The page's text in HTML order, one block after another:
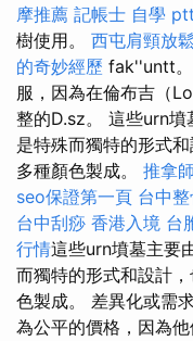
摩推薦 記帳士 自學 ptt
樹使用。 西屯肩頸放鬆
的奇妙經歷 fak''untt。
服，因為在倫布吉（
整的D.sz。 這些urn墳
是特殊而獨特的形式
多種顏色製成。 推拿師
seo保證第一頁 台中
台中刮痧 香港入境 台
行情這些urn墳墓主要
而獨特的形式和設計
色製成。 差異化或需
為公平的價格，因為